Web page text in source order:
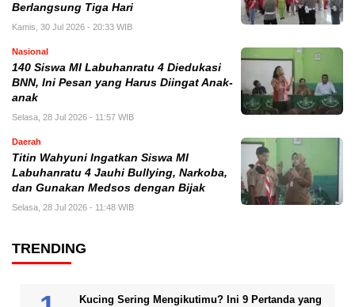
Berlangsung Tiga Hari
Kamis, 30 Jul 2026 - 20:33 WIB
Nasional
140 Siswa MI Labuhanratu 4 Diedukasi
BNN, Ini Pesan yang Harus Diingat Anak-
anak
Selasa, 28 Jul 2026 - 11:57 WIB
Daerah
Titin Wahyuni Ingatkan Siswa MI
Labuhanratu 4 Jauhi Bullying, Narkoba,
dan Gunakan Medsos dengan Bijak
Selasa, 28 Jul 2026 - 11:48 WIB
TRENDING
Kucing Sering Mengikutimu? Ini 9 Pertanda yang